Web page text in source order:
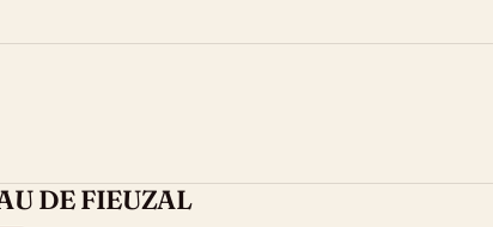
DE FIEUZAL